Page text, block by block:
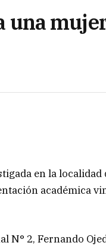
una
en la localidad
académica
N° 2, Fernando